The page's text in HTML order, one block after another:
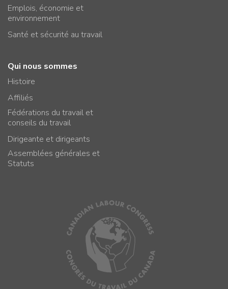
Emplois, économie et
environnement
Santé et sécurité au travail
Qui nous sommes
Histoire
Affiliés
Fédérations du travail et
conseils du travail
Dirigeante et dirigeants
Assemblées générales et
Statuts